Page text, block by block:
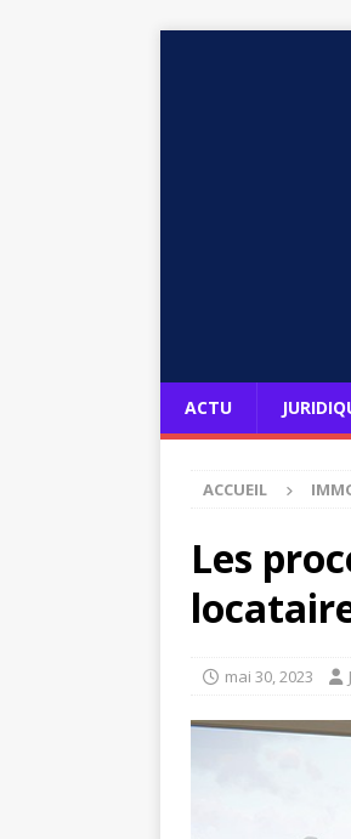
ACTU
ACCUEIL
Les
mai 30, 2023